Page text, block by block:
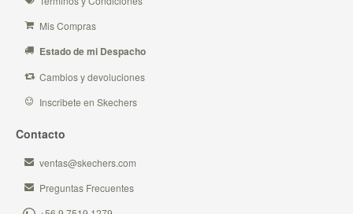
Mis Compras
Estado de mi Despacho
Cambios y devoluciones
Inscribete en Skechers
Contacto
ventas@skechers.com
Preguntas Frecuentes